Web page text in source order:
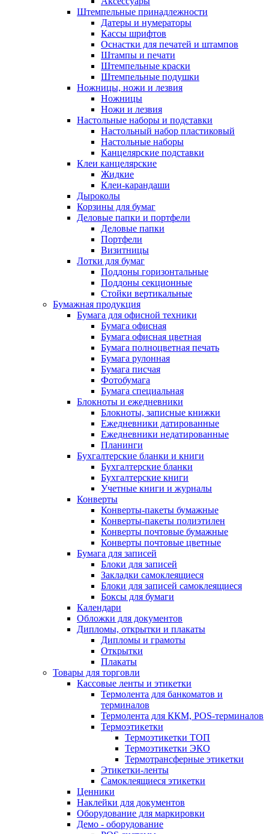
Штемпельные принадлежности
Датеры и нумераторы
Кассы шрифтов
Оснастки для печатей и штампов
Штампы и печати
Штемпельные краски
Штемпельные подушки
Ножницы, ножи и лезвия
Ножницы
Ножи и лезвия
Настольные наборы и подставки
Настольный набор пластиковый
Настольные наборы
Канцелярские подставки
Клеи канцелярские
Жидкие
Клеи-карандаши
Дыроколы
Корзины для бумаг
Деловые папки и портфели
Деловые папки
Портфели
Визитницы
Лотки для бумаг
Поддоны горизонтальные
Поддоны секционные
Стойки вертикальные
Бумажная продукция
Бумага для офисной техники
Бумага офисная
Бумага офисная цветная
Бумага полноцветная печать
Бумага рулонная
Бумага писчая
Фотобумага
Бумага специальная
Блокноты и ежедневники
Блокноты, записные книжки
Ежедневники датированные
Ежедневники недатированные
Планинги
Бухгалтерские бланки и книги
Бухгалтерские бланки
Бухгалтерские книги
Учетные книги и журналы
Конверты
Конверты-пакеты бумажные
Конверты-пакеты полиэтилен
Конверты почтовые бумажные
Конверты почтовые цветные
Бумага для записей
Блоки для записей
Закладки самоклеящиеся
Блоки для записей самоклеящиеся
Боксы для бумаги
Календари
Обложки для документов
Дипломы, открытки и плакаты
Дипломы и грамоты
Открытки
Плакаты
Товары для торговли
Кассовые ленты и этикетки
Термолента для банкоматов и
терминалов
Термолента для ККМ, POS-терминалов
Термоэтикетки
Термоэтикетки ТОП
Термоэтикетки ЭКО
Термотрансферные этикетки
Этикетки-ленты
Самоклеящиеся этикетки
Ценники
Наклейки для документов
Оборудование для маркировки
Демо - оборудование